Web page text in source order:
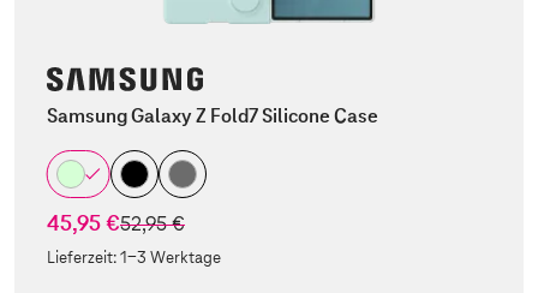
Samsung Galaxy Z Fold7 Silicone Case
45,95 €statt
52,95 €
Lieferzeit:1-3 Werktage